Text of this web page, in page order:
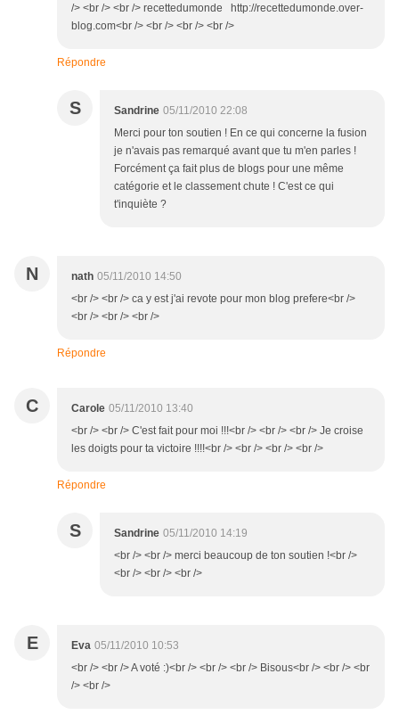
/> <br /> <br /> recettedumonde http://recettedumonde.over-
blog.com<br /> <br /> <br /> <br />
Répondre
S Sandrine 05/11/2010 22:08
Merci pour ton soutien ! En ce qui concerne la fusion
je n'avais pas remarqué avant que tu m'en parles !
Forcément ça fait plus de blogs pour une même
catégorie et le classement chute ! C'est ce qui
t'inquiète ?
N nath 05/11/2010 14:50
<br /> <br /> ca y est j'ai revote pour mon blog prefere<br />
<br /> <br /> <br />
Répondre
C Carole 05/11/2010 13:40
<br /> <br /> C'est fait pour moi !!!<br /> <br /> <br /> Je croise
les doigts pour ta victoire !!!!<br /> <br /> <br /> <br />
Répondre
S Sandrine 05/11/2010 14:19
<br /> <br /> merci beaucoup de ton soutien !<br />
<br /> <br /> <br />
E Eva 05/11/2010 10:53
<br /> <br /> A voté :)<br /> <br /> <br /> Bisous<br /> <br /> <br
/> <br />